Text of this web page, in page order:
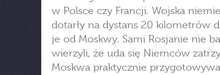
w Polsce czy Francji. Wojska
dotarły na dystans 20 kilometrów
je od Moskwy. Sami Rosjanie nie
wierzyli, że uda się Niemców
Moskwa praktycznie